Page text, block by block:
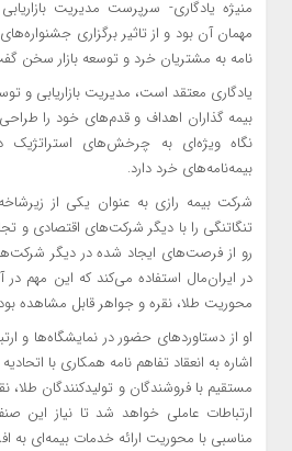
منیژه یادگاری- سرپرست مدیریت
مهمان آن بود و از تاثیر برگزاری
نامه به مشتریان خرد و توسعه بازار سخن
یادگاری معتقد است، مدیریت بازاریابی و توسعه
بیمه گذاران اهداف و قدم‌های خود را
نگاه ویژه‌ای به چرخش‌های استراتژیک
بیمه‌نامه‌های خرد دارد.
شرکت بیمه رازی به عنوان یکی از
تنگاتنگی را با دیگر شرکت‌های اقتصادی و
رو از فرصت‌های ایجاد شده در دیگر
در ایران‌مال استفاده می‌کند که این مهم در
محوریت طلا، نقره و جواهر قابل مشاهده
او از دستاوردهای حضور در نمایشگاه‌ها و
اشاره به انعقاد تفاهم نامه همکاری با
مستقیم با فروشندگان و تولیدکنندگان طلا،
ارتباطات عاملی خواهد شد تا نیاز این
مناسبی با محوریت ارائه خدمات بیمه‌ای به